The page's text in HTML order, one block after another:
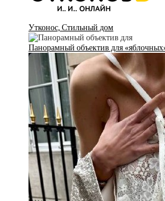
Утконос, Стильный дом
Панорамный объектив для